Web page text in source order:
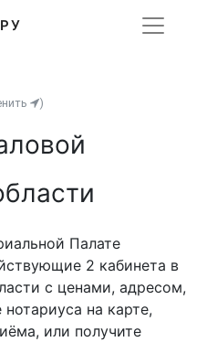
)
Палате
2 кабинета в
с ценами, адресом,
на карте,
или получите